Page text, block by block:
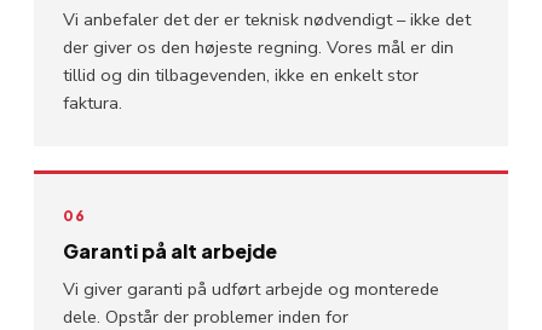
Vi anbefaler det der er teknisk nødvendigt – ikke det
der giver os den højeste regning. Vores mål er din
tillid og din tilbagevenden, ikke en enkelt stor
faktura.
06
Garanti på alt arbejde
Vi giver garanti på udført arbejde og monterede
dele. Opstår der problemer inden for